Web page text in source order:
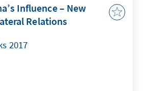
Influence – New
Relations
2017